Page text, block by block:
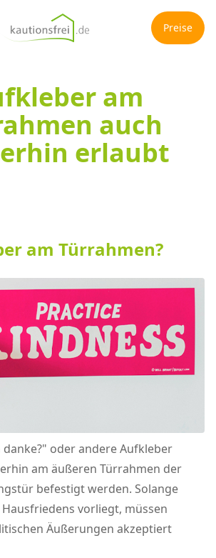
Preise
am
auch
erlaubt
am Türrahmen?
oder andere Aufkleber
am äußeren Türrahmen der
befestigt werden. Solange
vorliegt, müssen
Äußerungen akzeptiert